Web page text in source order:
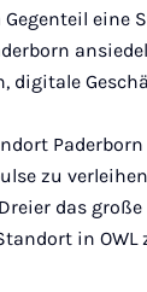
eine
digitale
zu
das
in